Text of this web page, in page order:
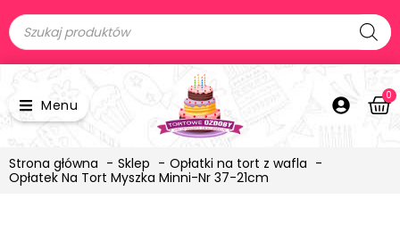
Menu
0
Strona główna Sklep
Opłatki na tort z wafla
Opłatek Na Tort Myszka Minni-Nr 37-21cm